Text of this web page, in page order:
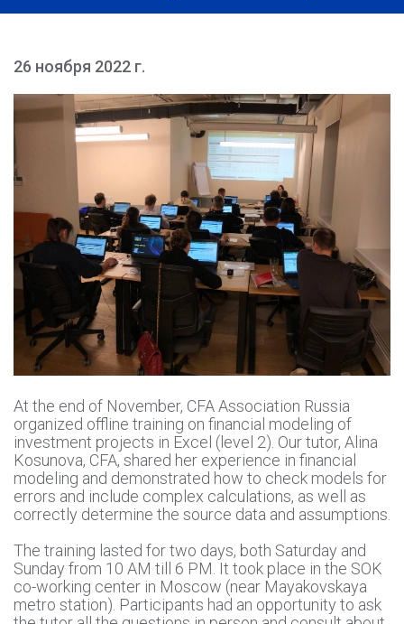
26 ноября 2022 г.
At the end of November, CFA Association Russia
organized offline training on financial modeling of
investment projects in Excel (level 2). Our tutor, Alina
Kosunova, CFA, shared her experience in financial
modeling and demonstrated how to check models for
errors and include complex calculations, as well as
correctly determine the source data and assumptions.
The training lasted for two days, both Saturday and
Sunday from 10 AM till 6 PM. It took place in the SOK
co-working center in Moscow (near Mayakovskaya
metro station). Participants had an opportunity to ask